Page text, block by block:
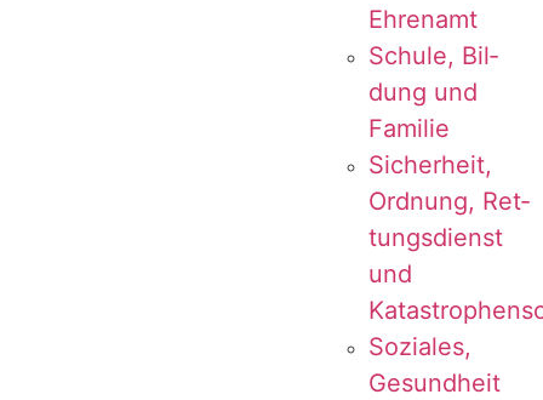
Ehrenamt
Schu­le, Bil­
dung und
Familie
Sicher­heit,
Ord­nung, Ret­
tungs­dienst
und
Sozia­les,
Gesund­heit